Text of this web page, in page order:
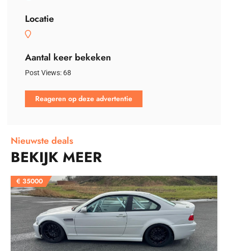
Locatie
Aantal keer bekeken
Post Views: 68
Reageren op deze advertentie
Nieuwste deals
BEKIJK MEER
€ 35000